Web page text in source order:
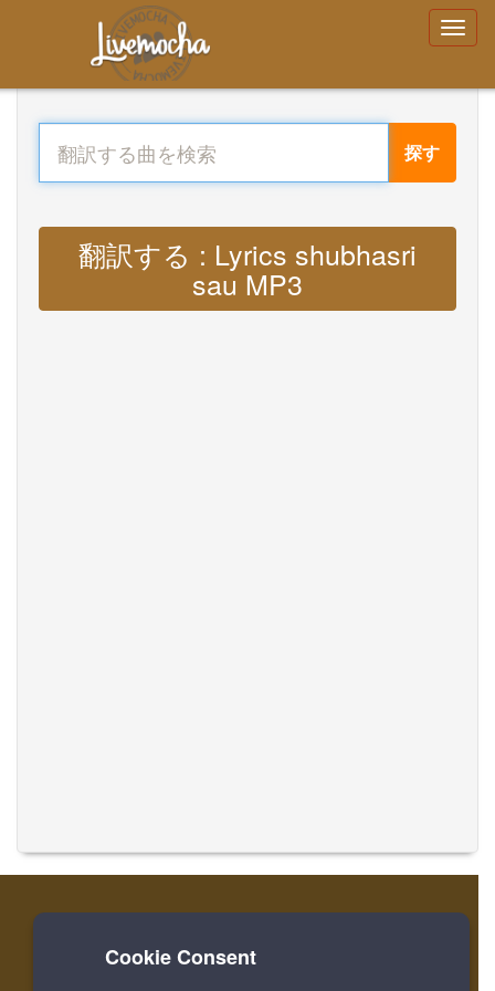
探す
翻訳する : Lyrics shubhasri
sau MP3
家 ログイン 登録
Cookie Consent